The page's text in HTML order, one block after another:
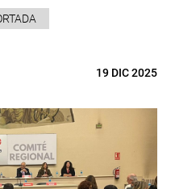
Telegram19 DIC 2025